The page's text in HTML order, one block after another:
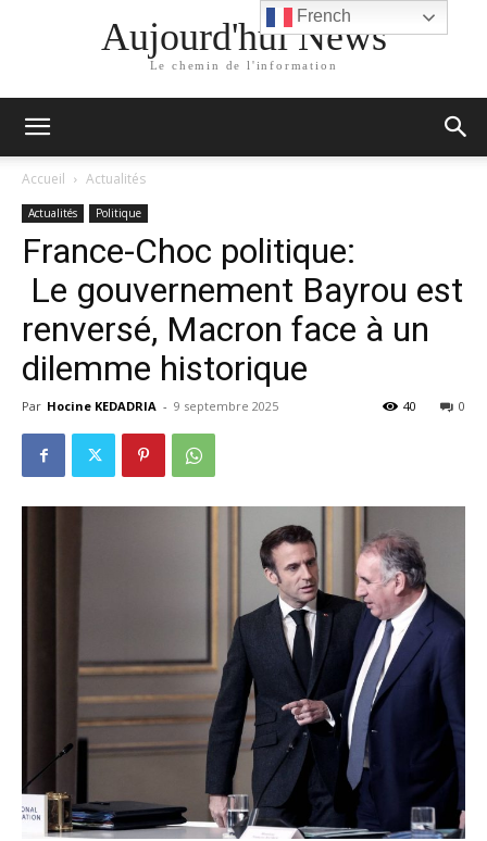
Aujourd'hui News
Le chemin de l'information
Accueil Actualités
Actualités Politique
France-Choc politique:
Le gouvernement Bayrou est
renversé, Macron face à un
dilemme historique
Par Hocine KEDADRIA - 9 septembre 2025 0
40
French